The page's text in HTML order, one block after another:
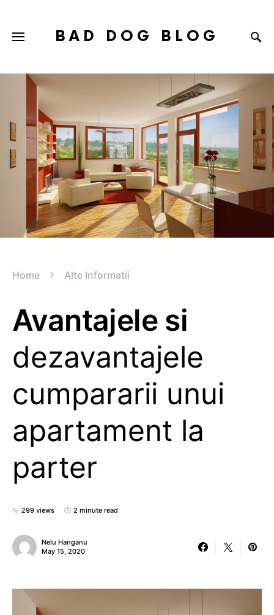
BAD DOG BLOG
Home Alte Informatii
Avantajele si
dezavantajele
cumpararii unui
apartament la
parter
299 views 2 minute read
Nelu Hanganu
May 15, 2020